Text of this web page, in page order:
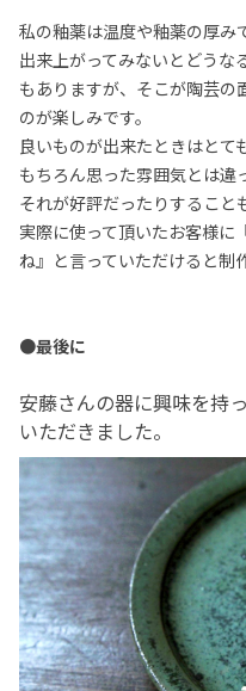
私の釉薬は温度や釉薬の厚み
出来上がってみないとどうな
もありますが、そこが陶芸の
のが楽しみです。
良いものが出来たときはとて
もちろん思った雰囲気とは違
それが好評だったりすること
実際に使って頂いたお客様に
ね』と言っていただけると制
●最後に
安藤さんの器に興味を持
いただきました。